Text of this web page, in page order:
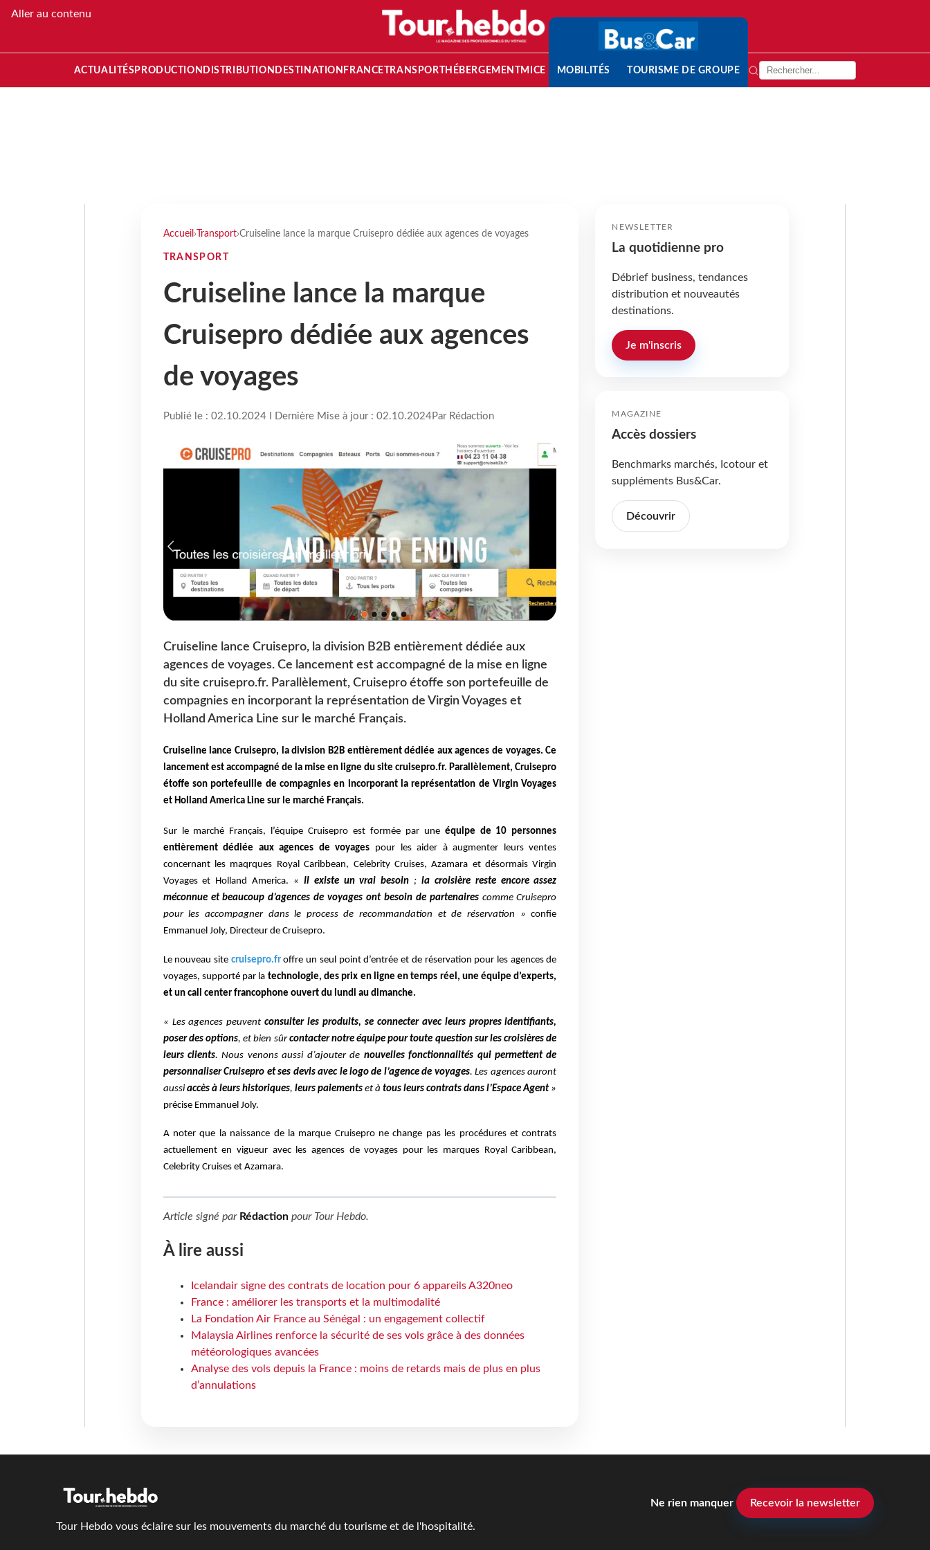
Aller au contenu
ACTUALITÉS PRODUCTION DISTRIBUTION DESTINATION FRANCETRANSPORT HÉBERGEMENTMICE MOBILITÉS TOURISME DE GROUPE
Accueil › Transport›Cruiseline lance la marque Cruisepro dédiée aux agences de voyages
TRANSPORT
Cruiseline lance la marque
Cruisepro dédiée aux agences
de voyages
Publié le : 02.10.2024 I Dernière Mise à jour : 02.10.2024Par Rédaction
Cruiseline lance Cruisepro, la division B2B entièrement dédiée aux
agences de voyages. Ce lancement est accompagné de la mise en ligne
du site cruisepro.fr. Parallèlement, Cruisepro étoffe son portefeuille de
compagnies en incorporant la représentation de Virgin Voyages et
Holland America Line sur le marché Français.
Cruiseline lance Cruisepro, la division B2B entièrement dédiée aux agences de voyages. Ce
lancement est accompagné de la mise en ligne du site cruisepro.fr. Parallèlement,Cruisepro
étoffe son portefeuille de compagnies en incorporant la représentation de Virgin Voyages
et Holland America Line sur le marché Français.
Sur le marché Français, l’équipe Cruisepro est formée par une équipe de 10 personnes
entièrementdédiée aux agences de voyages pour les aider à augmenter leurs ventes
concernant les maqrques Royal Caribbean, Celebrity Cruises, Azamara et désormais Virgin
Voyages et Holland America. « Il existe un vrai besoin ;la croisière reste encore assez
méconnue et beaucoup d’agences de voyages ont besoin de partenaires comme Cruisepro
pour les accompagner dans le process de recommandation etde réservation »confie
Emmanuel Joly, Directeur de Cruisepro.
Le nouveau site cruisepro.froffre un seul point d’entrée et de réservation pour les agences de
voyages, supporté par la technologie, des prix en ligne en temps réel, une équipe d’experts,
et un call center francophone ouvert du lundi au dimanche.
« Les agences peuventconsulter les produits, se connecter avec leurs propres identifiants,
poser des options, et bien sûrcontacter notre équipe pourtoute question sur les croisières de
leurs clients. Nous venons aussi d’ajouter de nouvellesfonctionnalités qui permettent de
personnaliser Cruisepro et ses devis avec le logo de l’agence de voyages. Les agences auront
aussiaccès à leurs historiques, leurs paiements et àtous leurs contratsdans l’Espace Agent»
précise Emmanuel Joly.
A noter que la naissance de la marque Cruisepro ne change pas les procédures et contrats
actuellement en vigueur avec les agences de voyages pour les marques RoyalCaribbean,
Celebrity Cruises et Azamara.
Article signé par Rédactionpour Tour Hebdo.
À lire aussi
Icelandair signe des contrats de location pour 6 appareils A320neo
France : améliorer les transports et la multimodalité
La Fondation Air France au Sénégal : un engagement collectif
Malaysia Airlines renforce la sécurité de ses vols grâce à des données
météorologiques avancées
Analyse des vols depuis la France : moins de retards mais de plus en plus
d’annulations
NEWSLETTER
La quotidienne pro
Débrief business, tendances
distribution et nouveautés
destinations.
Je m'inscris
MAGAZINE
Accès dossiers
Benchmarks marchés, Icotour et
suppléments Bus&Car.
Découvrir
Tour Hebdo vous éclaire sur les mouvements du marché du tourisme et de l'hospitalité.
Ne rien manquer Recevoir la newsletter